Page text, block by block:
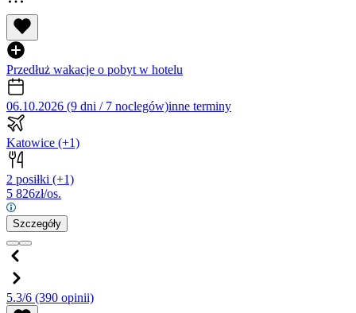
Przedłuż wakacje o pobyt w hotelu
06.10.2026 (9 dni / 7 noclegów)inne terminy
Katowice (+1)
2 posiłki (+1)
5 826zł/os.
Szczegóły
5.3/6 (390 opinii)